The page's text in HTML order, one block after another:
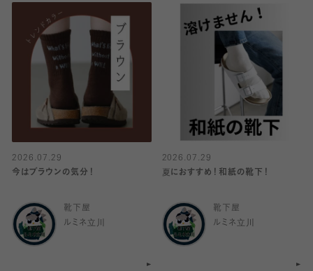
2026.07.29
今はブラウンの気分！
靴下屋
ルミネ立川
2026.07.29
夏におすすめ！和紙の靴下！
靴下屋
ルミネ立川